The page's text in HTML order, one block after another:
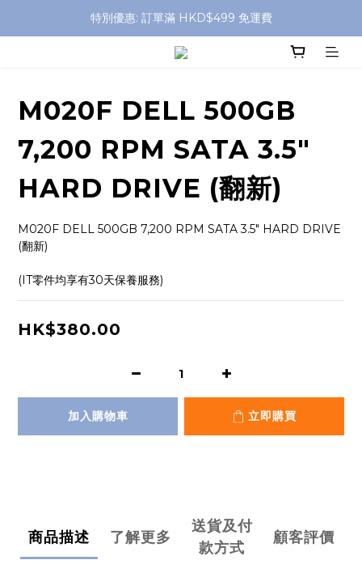
特別優惠: 訂單滿 HKD$499 免運費
特別優惠: 訂單滿 HKD$499 免運費
門店自取 任何消費免運費
M020F DELL 500GB
7,200 RPM SATA 3.5"
HARD DRIVE (翻新)
M020F DELL 500GB 7,200 RPM SATA 3.5" HARD DRIVE
(翻新)
(IT零件均享有30天保養服務)
HK$380.00
加入購物車 立即購買
商品描述 了解更多
送貨及付
款方式
顧客評價